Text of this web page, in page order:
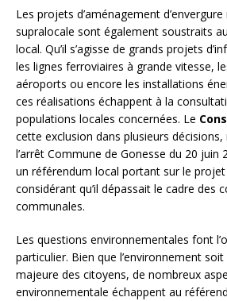
Les projets d’aménagement
supralocale sont également soustraits
local. Qu’il s’agisse de grands projets
les lignes ferroviaires à grande vitesse,
aéroports ou encore les installations
ces réalisations échappent à la
populations locales concernées. Le
cette exclusion dans plusieurs
l’arrêt Commune de Gonesse du 20 juin
un référendum local portant sur le projet
considérant qu’il dépassait le cadre des
communales.
Les questions environnementales font
particulier. Bien que l’environnement
majeure des citoyens, de nombreux
environnementale échappent au